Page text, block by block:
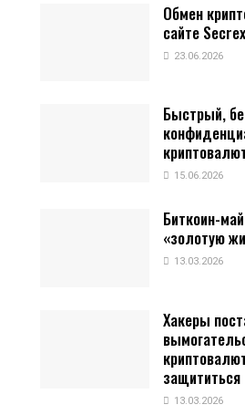
Обмен
сайте
23.06.2026
Быстрый,
15.06.2026
Биткоин-
«золотую
13.03.2026
Хакеры
защититься
13.03.2026